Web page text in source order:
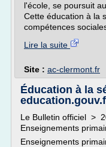
l'école, se poursuit
Cette éducation à la
compétences sociales
Lire la suite
Site : ac-clermont.fr
Éducation à la
Le Bulletin officiel >
Enseignements
Enseignements